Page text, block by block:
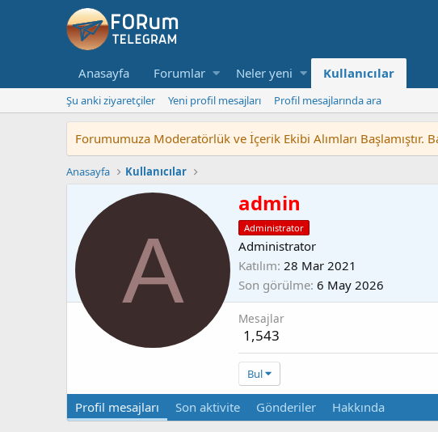
Anasayfa Forumlar Neler yeni Kullanıcılar
Şu anki ziyaretçiler Yeni profil mesajları Profil mesajlarında ara
Forumumuza Moderatörlük ve İçerik Ekibi Alımları
Anasayfa Kullanıcılar
A
admin
Administrator
Administrator
Katılım 28 Mar 2021
Son görülme 6 May 2026
Mesajlar
1,543
Bul
Profil mesajları Son aktivite Gönderiler Hakkında